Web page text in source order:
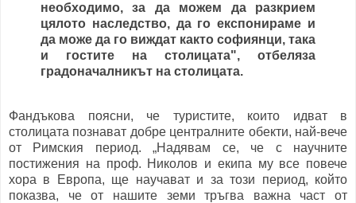
необходимо, за да можем да разкрием
цялото наследство, да го експонираме и
да може да го виждат както софиянци, така
и гостите на столицата", отбеляза
градоначалникът на столицата.
Фандъкова поясни, че туристите, които идват в
столицата познават добре централните обекти, най-вече
от Римския период. „Надявам се, че с научните
постижения на проф. Николов и екипа му все повече
хора в Европа, ще научават и за този период, който
показва, че от нашите земи тръгва важна част от